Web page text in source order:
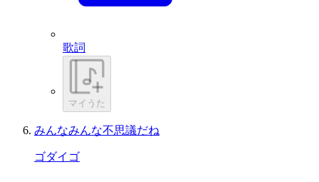
歌詞
マイうた
みんなみんな不思議だね
ゴダイゴ